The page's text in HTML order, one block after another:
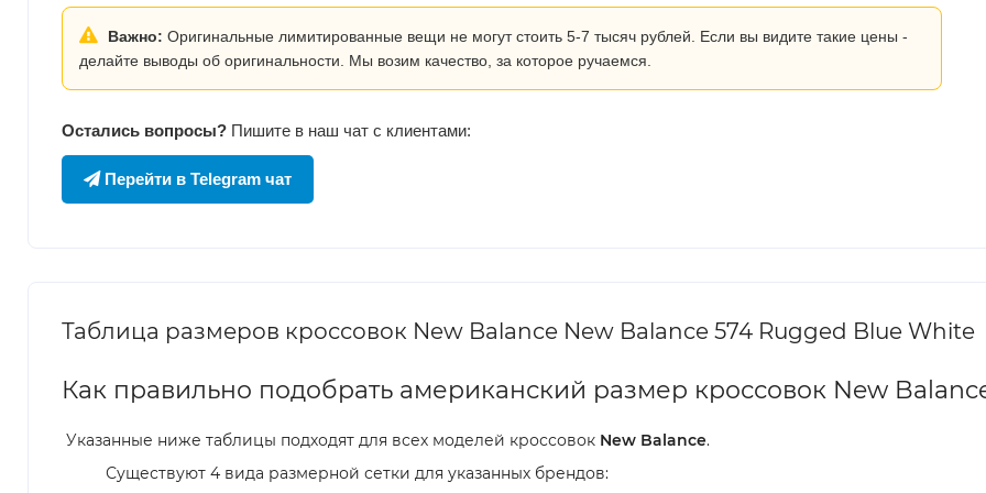
Важно: Оригинальные лимитированные вещи не могут стоить 5-7 тысяч рублей. Если вы видите такие цены -
делайте выводы об оригинальности. Мы возим качество, за которое ручаемся.
Остались вопросы? Пишите в наш чат с клиентами:
Перейти в Telegram чат
Таблица размеров кроссовок New Balance New Balance 574 Rugged Blue White
Как правильно подобрать американский размер кроссовок New
Указанные ниже таблицы подходят для всех моделей кроссовок New Balance.
Существуют 4 вида размерной сетки для указанных брендов: